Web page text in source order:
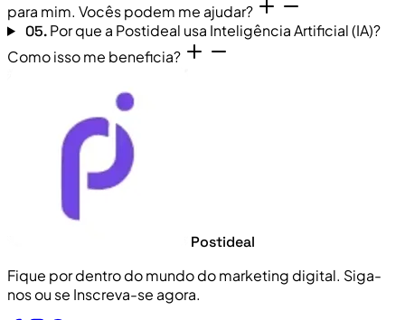
para mim. Vocês podem me ajudar?
05.Por que a Postideal usa Inteligência Artificial (IA)?
Como isso me beneficia?
Postideal
Fique por dentro do mundo do marketing digital. Siga-
nos ou se Inscreva-se agora.